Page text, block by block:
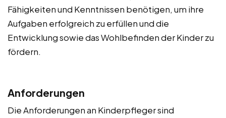
Fähigkeiten und Kenntnissen benötigen, um ihre
Aufgaben erfolgreich zu erfüllen und die
Entwicklung sowie das Wohlbefinden der Kinder zu
fördern.
Anforderungen
Die Anforderungen an Kinderpfleger sind